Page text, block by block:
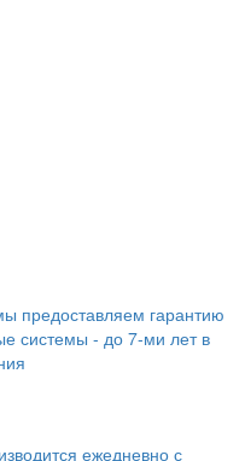
предоставляем гарантию
системы - до 7-ми лет в
ежедневно с